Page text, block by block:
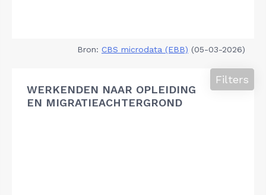
Bron: CBS microdata (EBB) (05-03-2026)
WERKENDEN NAAR OPLEIDING
EN MIGRATIEACHTERGROND
Filters